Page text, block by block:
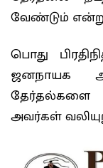
வேண்டும் என்று
பொது
ஜனநாயக
தேர்தல்களை
அவர்கள்